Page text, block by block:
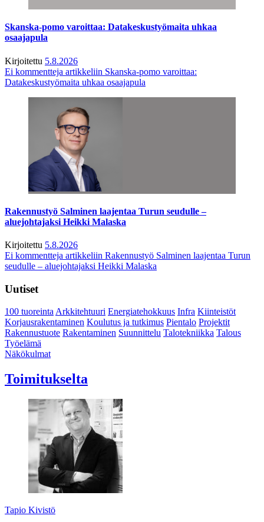
Skanska-pomo varoittaa: Datakeskustyömaita uhkaa
osaajapula
Kirjoitettu 5.8.2026
Ei kommentteja artikkeliin Skanska-pomo varoittaa:
Datakeskustyömaita uhkaa osaajapula
Rakennustyö Salminen laajentaa Turun seudulle –
aluejohtajaksi Heikki Malaska
Kirjoitettu 5.8.2026
Ei kommentteja artikkeliin Rakennustyö Salminen laajentaa Turun
seudulle – aluejohtajaksi Heikki Malaska
Uutiset
100 tuoreintaArkkitehtuuri Energiatehokkuus Infra Kiinteistöt
Korjausrakentaminen Koulutus ja tutkimus Pientalo Projektit
Rakennustuote Rakentaminen Suunnittelu Talotekniikka Talous
Työelämä
Näkökulmat
Toimitukselta
Tapio Kivistö